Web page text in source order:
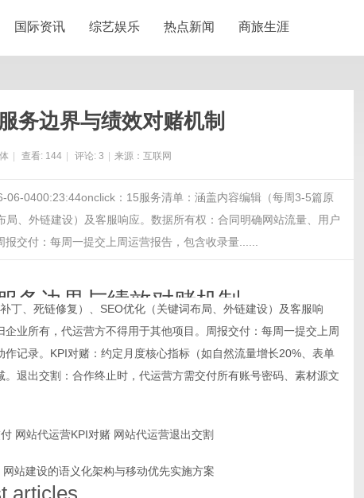
国际资讯 综艺娱乐 热点新闻 商旅生涯
务边界与绩效对赌机制
查看: 144 评论: 3 来源：互联网
0400:23:44onclick：15服务清单：涵盖内容编辑（每周3-5篇原
、外链建设）及客服响应。数据所有权：合同明确网站流量、用户
交付：每周一提交上周运营报告，包含收录量......
务边界与绩效对赌机制
00:23:44 onclick： 15
丁、死链修复）、SEO优化（关键词布局、外链建设）及客服响
业所有，代运营方不得用于其他项目。周报交付：每周一提交上周
记录。KPI对赌：约定月度核心指标（如自然流量增长20%、表单
退出交割：合作终止时，代运营方需交付所有账号密码、素材源文
网站代运营KPI对赌 网站代运营退出交割
网站建设的语义化架构与移动优先实施方案
articles